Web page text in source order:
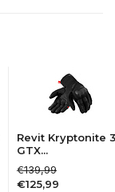
Revit Kryptonite 3
GTX...
€139,99
€125,99